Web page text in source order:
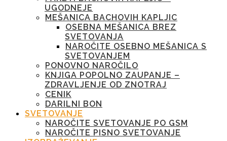
UGODNEJE
MEŠANICA BACHOVIH KAPLJIC
OSEBNA MEŠANICA BREZ
SVETOVANJA
NAROČITE OSEBNO MEŠANICA S
SVETOVANJEM
PONOVNO NAROČILO
KNJIGA POPOLNO ZAUPANJE –
ZDRAVLJENJE OD ZNOTRAJ
CENIK
DARILNI BON
SVETOVANJE
NAROČITE SVETOVANJE PO GSM
NAROČITE PISNO SVETOVANJE